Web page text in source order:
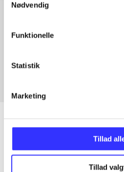
Nødvendig
Funktionelle
Statistik
Marketing
Tillad
Tillad
Artikler med samme
Artikler
Alle registrerede artikler fordelt